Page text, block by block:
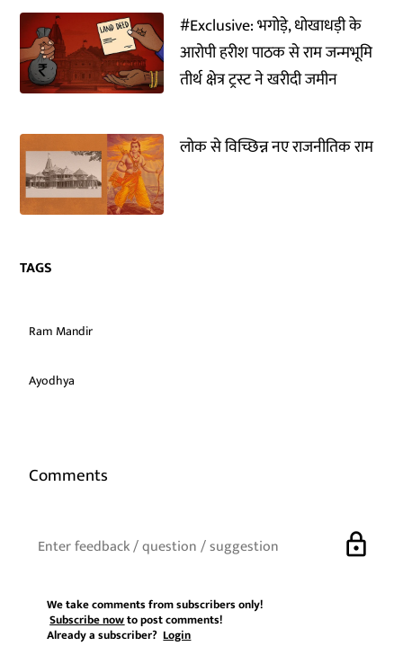
#Exclusive: भगोड़े, धोखाधड़ी के
आरोपी हरीश पाठक से राम जन्मभूमि
तीर्थ क्षेत्र ट्रस्ट ने खरीदी जमीन
लोक से विच्छिन्न नए राजनीतिक राम
TAGS
Ram Mandir
Ayodhya
Comments
lock
We take comments from subscribers only!
Subscribe nowto post comments!
Already a subscriber?Login